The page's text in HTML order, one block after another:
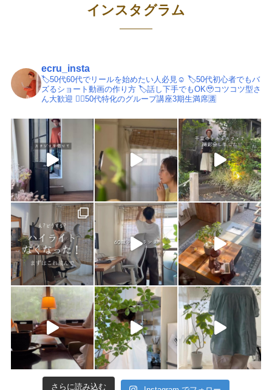
インスタグラム
ecru_insta
🏷️50代60代でリールを始めたい人必見☺️ 🏷️50代初心者でもバ
ズるショート動画の作り方🏷️話し下手でもOK🥹コツコツ型さ
ん大歓迎 💁‍♀️50代特化のグループ講座3期生満席🈵
さらに読み込む